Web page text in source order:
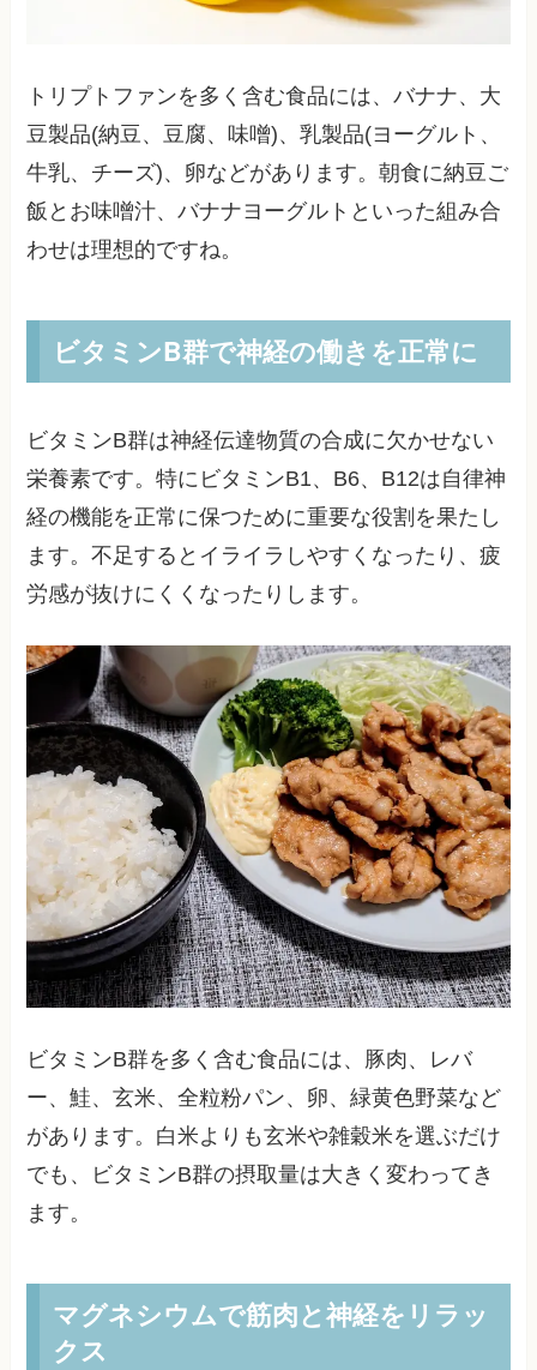
トリプトファンを多く含む食品には、バナナ、大
豆製品(納豆、豆腐、味噌)、乳製品(ヨーグルト、
牛乳、チーズ)、卵などがあります。朝食に納豆ご
飯とお味噌汁、バナナヨーグルトといった組み合
わせは理想的ですね。
ビタミンB群で神経の働きを正常に
ビタミンB群は神経伝達物質の合成に欠かせない
栄養素です。特にビタミンB1、B6、B12は自律神
経の機能を正常に保つために重要な役割を果たし
ます。不足するとイライラしやすくなったり、疲
労感が抜けにくくなったりします。
ビタミンB群を多く含む食品には、豚肉、レバ
ー、鮭、玄米、全粒粉パン、卵、緑黄色野菜など
があります。白米よりも玄米や雑穀米を選ぶだけ
でも、ビタミンB群の摂取量は大きく変わってき
ます。
マグネシウムで筋肉と神経をリラッ
クス